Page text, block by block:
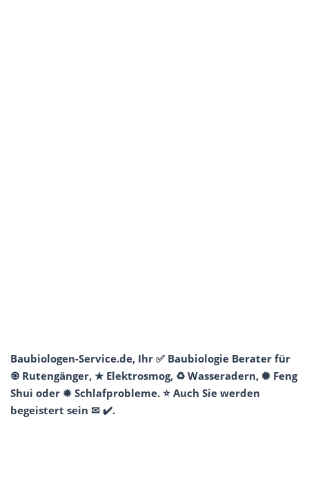
Baubiologen-Service.de, Ihr ✅ Baubiologie Berater für
♼ Rutengänger, ★ Elektrosmog, ♻ Wasseradern, ✺ Feng
Shui oder ✹ Schlafprobleme. ⭐ Auch Sie werden
begeistert sein ✉ ✔️.